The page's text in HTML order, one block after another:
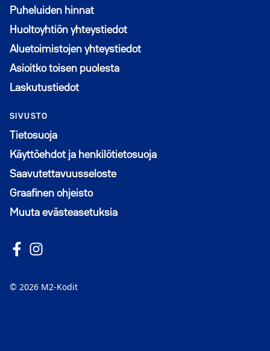
Puheluiden hinnat
Huoltoyhtiön yhteystiedot
Aluetoimistojen yhteystiedot
Asioitko toisen puolesta
Laskutustiedot
SIVUSTO
Tietosuoja
Käyttöehdot ja henkilötietosuoja
Saavutettavuusseloste
Graafinen ohjeisto
Muuta evästeasetuksia
Seuraa meitä Facebookissa
Avautuu uuteen ikkunaan
Seuraa Instagramissa
Avautuu uuteen ikkunaan
© 2026 M2-Kodit